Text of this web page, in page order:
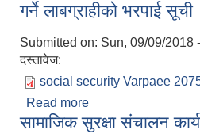
गर्ने लाबग्राहीको भरपाई सूची
Submitted on: Sun, 09/09/2018
दस्तावेज:
social security Varpaee
Read more
गर्ने लाबग्राहीको भरपाई
सामाजिक सुरक्षा संचालन